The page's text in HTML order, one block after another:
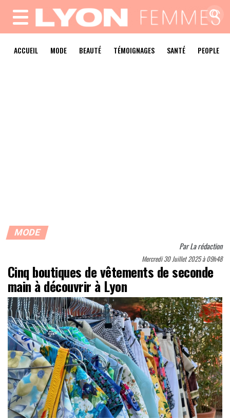
MENU
ACCUEIL MODE BEAUTÉ TÉMOIGNAGES SANTÉ PEOPLE
MODE
ParLa rédaction
Mercredi 30 Juillet 2025 à 09h48
Cinq boutiques de vêtements de seconde
main à découvrir à Lyon